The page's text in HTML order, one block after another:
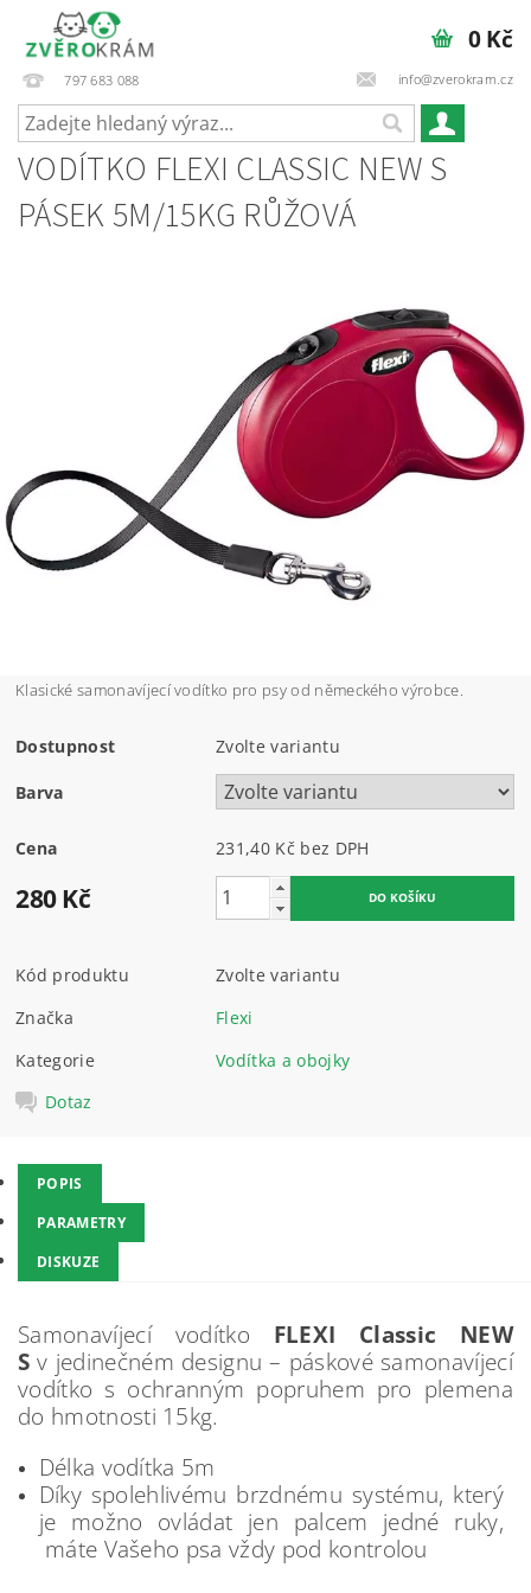
797 683 088 info@zverokram.cz
0 Kč
VODÍTKO FLEXI CLASSIC NEW S
PÁSEK 5M/15KG RŮŽOVÁ
Klasické samonavíjecí vodítko pro psy od německého výrobce.
Dostupnost Zvolte variantu
Barva
Cena 231,40 Kč bez DPH
280 Kč
Kód produktu
Zvolte variantu
Značka
Flexi
Kategorie
Vodítka a obojky
Dotaz
POPIS
PARAMETRY
DISKUZE
Samonavíjecí vodítko FLEXI Classic NEW
S v jedinečném designu – páskové samonavíjecí
vodítko s ochranným popruhem pro plemena
do hmotnosti 15kg.
Délka vodítka 5m
Díky spolehlivému brzdnému systému, který
je možno ovládat jen palcem jedné ruky,
máte Vašeho psa vždy pod kontrolou